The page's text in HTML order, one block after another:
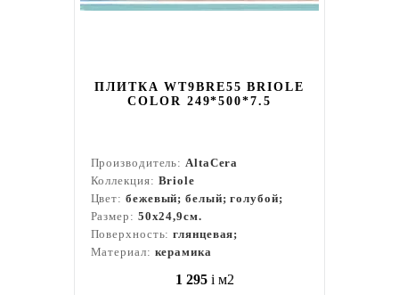
ПЛИТКА WT9BRE55 BRIOLE
COLOR 249*500*7.5
Производитель:AltaCera
Коллекция: Briole
Цвет: бежевый; белый; голубой;
Размер: 50x24,9см.
Поверхность:глянцевая;
Материал: керамика
1 295 i м2